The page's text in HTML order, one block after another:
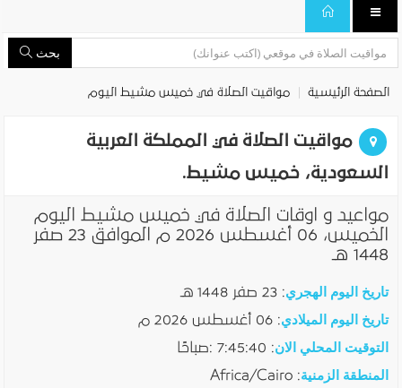
بحث
الصفحة الرئيسية مواقيت الصلاة في خميس مشيط اليوم
مواقيت الصلاة في المملكة العربية
السعودية، خميس مشيط.
مواعيد و اوقات الصلاة في خميس مشيط اليوم
الخميس، 06 أغسطس 2026 م الموافق 23 صفر
1448 هـ
تاريخ اليوم الهجري: 23 صفر 1448 هـ
تاريخ اليوم الميلادي: 06 أغسطس 2026 م
التوقيت المحلي الان: 7:45:41 :صباحًا
المنطقة الزمنية: Africa/Cairo